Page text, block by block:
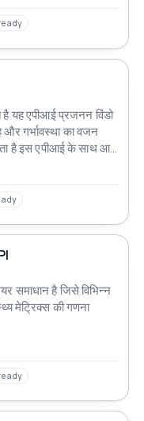
यह एपीआई प्रजनन विंडो
और गर्भावस्था का वजन
है इस एपीआई के साथ आप
प्रोजेक्ट में आसानी से
समाधान है जिसे विभिन्न
मेट्रिक्स की गणना